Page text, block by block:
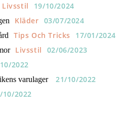
Livsstil 19/10/2024
Kläder 03/07/2024
Tips Och Tricks 17/01/2024
Livsstil 02/06/2023
2022
varulager 21/10/2022
10/2022